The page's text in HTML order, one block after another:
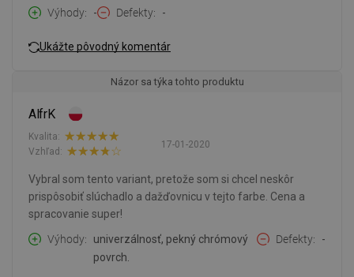
Výhody
- Defekty -
Ukážte pôvodný komentár
Názor sa týka tohto produktu
AlfrK
17-01-2020
Kvalita:
Vzhľad:
Vybral som tento variant, pretože som si chcel neskôr
prispôsobiť slúchadlo a dažďovnicu v tejto farbe. Cena a
spracovanie super!
Výhody
univerzálnosť, pekný chrómový
povrch.
Defekty -